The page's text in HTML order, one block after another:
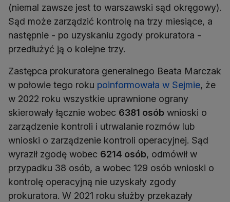
(niemal zawsze jest to warszawski sąd okręgowy).
Sąd może zarządzić kontrolę na trzy miesiące, a
następnie - po uzyskaniu zgody prokuratora -
przedłużyć ją o kolejne trzy.
Zastępca prokuratora generalnego Beata Marczak
w połowie tego roku poinformowała w Sejmie, że
w 2022 roku wszystkie uprawnione ograny
skierowały łącznie wobec 6381 osób wnioski o
zarządzenie kontroli i utrwalanie rozmów lub
wnioski o zarządzenie kontroli operacyjnej. Sąd
wyraził zgodę wobec 6214 osób, odmówił w
przypadku 38 osób, a wobec 129 osób wnioski o
kontrolę operacyjną nie uzyskały zgody
prokuratora. W 2021 roku służby przekazały